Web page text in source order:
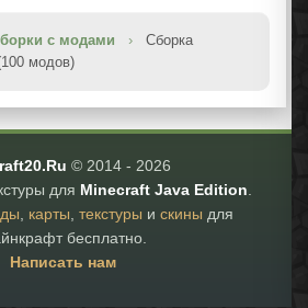
с модами ›
Сборка
модов)
© 2014 - 2026
для Minecraft Java Edition
карты текстуры и скины для
бесплатно.
Написать нам